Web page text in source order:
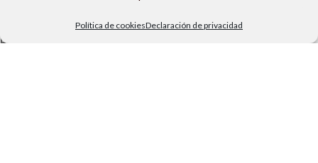
Política de cookiesDeclaración de privacidad
Lunes a viernes